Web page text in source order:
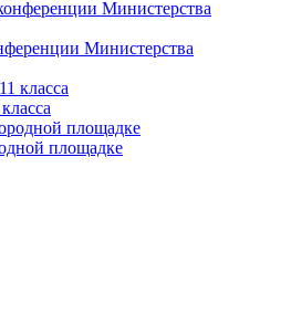
Министерства
площадке